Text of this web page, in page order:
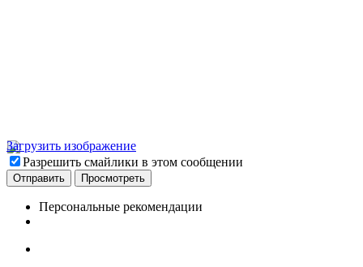
Загрузить изображение
Разрешить смайлики в этом сообщении
Персональные рекомендации